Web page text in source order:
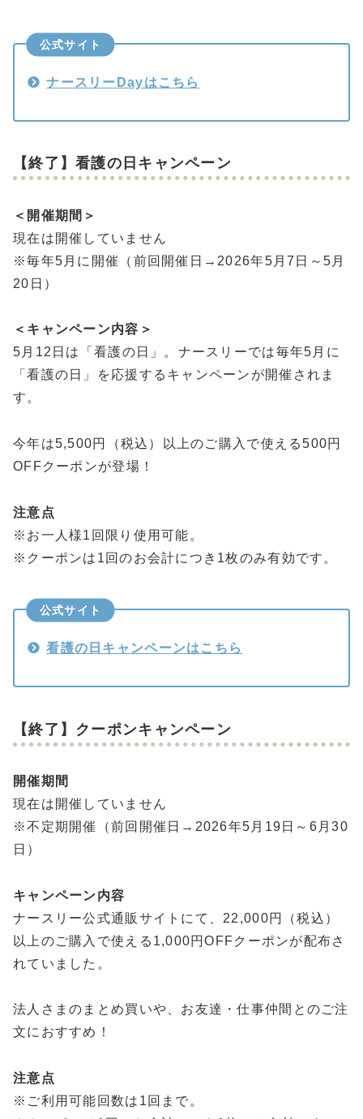
公式サイト
ナースリーDayはこちら
【終了】看護の日キャンペーン
＜開催期間＞
現在は開催していません
※毎年5月に開催（前回開催日→2026年5月7日～5月
20日）
＜キャンペーン内容＞
5月12日は「看護の日」。ナースリーでは毎年5月に
「看護の日」を応援するキャンペーンが開催されま
す。
今年は5,500円（税込）以上のご購入で使える500円
OFFクーポンが登場！
注意点
※お一人様1回限り使用可能。
※クーポンは1回のお会計につき1枚のみ有効です。
公式サイト
看護の日キャンペーンはこちら
【終了】クーポンキャンペーン
開催期間
現在は開催していません
※不定期開催（前回開催日→2026年5月19日～6月30
日）
キャンペーン内容
ナースリー公式通販サイトにて、22,000円（税込）
以上のご購入で使える1,000円OFFクーポンが配布さ
れていました。
法人さまのまとめ買いや、お友達・仕事仲間とのご注
文におすすめ！
注意点
※ご利用可能回数は1回まで。